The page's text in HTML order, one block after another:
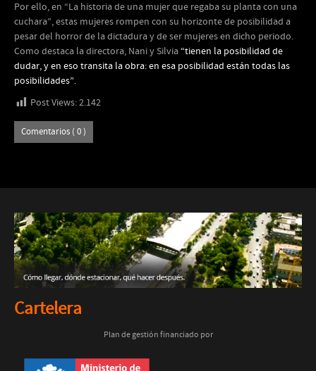
Por ello, en “La historia de una mujer que regaba su planta con una
cuchara”, estas mujeres rompen con su horizonte de posibilidad a
pesar del horror de la dictadura y de ser mujeres en dicho periodo.
Como destaca la directora, Nani y Silvia “tienen la posibilidad de
dudar, y en eso transita la obra: en esa posibilidad están todas las
posibilidades”.
Post Views:2.142
Comentarios ( 0 )
Cartelera
Plan de gestión financiado por